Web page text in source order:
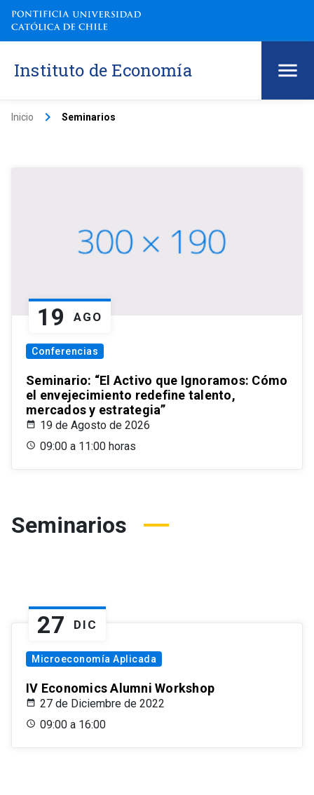
Instituto de Economía
Inicio keyboard_arrow_right Seminarios
19 AGO
Conferencias
Seminario: “El Activo que Ignoramos: Cómo
el envejecimiento redefine talento,
mercados y estrategia”
19 de Agosto de 2026
09:00 a 11:00 horas
Seminarios
27 DIC
Microeconomía Aplicada
IV Economics Alumni Workshop
27 de Diciembre de 2022
09:00 a 16:00